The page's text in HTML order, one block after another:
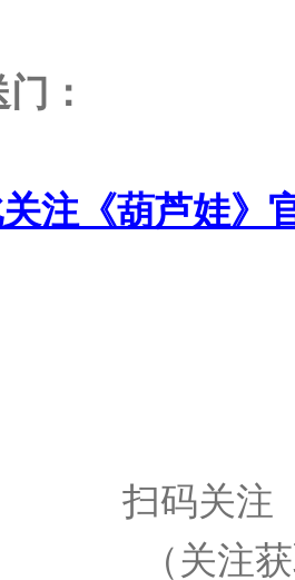
：
注《葫芦娃》
扫码关注
（关注